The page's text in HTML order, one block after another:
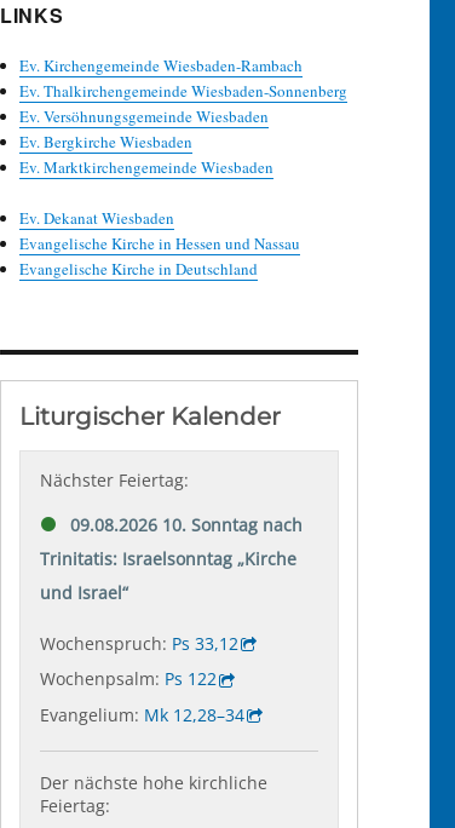
LINKS
Ev. Kirchengemeinde Wiesbaden-Rambach
Ev. Thalkirchengemeinde Wiesbaden-Sonnenberg
Ev. Versöhnungsgemeinde Wiesbaden
Ev. Bergkirche Wiesbaden
Ev. Marktkirchengemeinde Wiesbaden
Ev. Dekanat Wiesbaden
Evangelische Kirche in Hessen und Nassau
Evangelische Kirche in Deutschland